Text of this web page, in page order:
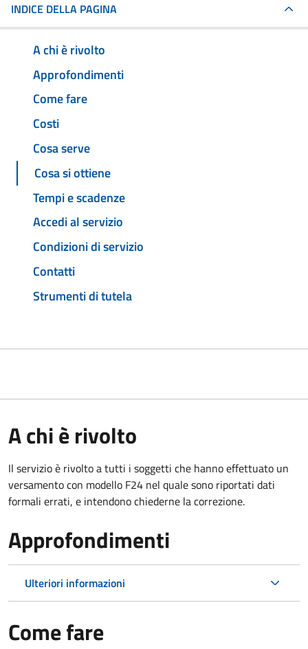
INDICE DELLA PAGINA
A chi è rivolto
Approfondimenti
Come fare
Costi
Cosa serve
Cosa si ottiene
Tempi e scadenze
Accedi al servizio
Condizioni di servizio
Contatti
Strumenti di tutela
A chi è rivolto
Il servizio è rivolto a tutti i soggetti che hanno effettuato un
versamento con modello F24 nel quale sono riportati dati
formali errati, e intendono chiederne la correzione.
Approfondimenti
Ulteriori informazioni
Come fare